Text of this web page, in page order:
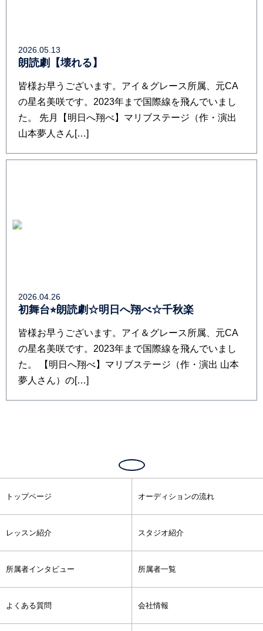
2026.05.13
朗読劇【壊れる】
皆様お早うございます。アイ＆グレース所属、元CA
の星名美咲です。2023年まで国際線を飛んでいまし
た。 先月【明日へ翔べ】マリブステージ（作・演出
山本夢人さん[…]
2026.04.26
初舞台⭐︎朗読劇☆明日へ翔べ☆千秋楽
皆様お早うございます。アイ＆グレース所属、元CA
の星名美咲です。2023年まで国際線を飛んでいまし
た。 【明日へ翔べ】マリブステージ（作・演出 山本
夢人さん）の[…]
トップページ オーディションの流れ
レッスン紹介 スタジオ紹介
所属者インタビュー 所属者一覧
よくある質問 会社情報